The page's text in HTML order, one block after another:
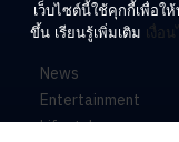
News
Entertainment
Lifestyle
เว็บไซต์นี้ใช้คุกกี้เพื่อใ
ขึ้น เรียนรู้เพิ่มเติม เงื่อ